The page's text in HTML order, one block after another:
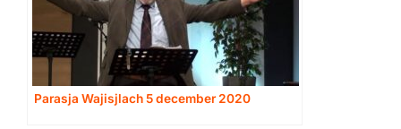
Parasja Wajisjlach 5 december 2020